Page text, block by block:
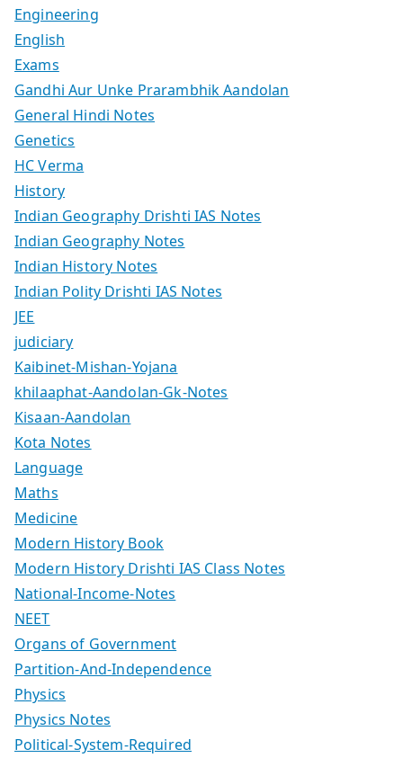
Engineering
English
Exams
Gandhi Aur Unke Prarambhik Aandolan
General Hindi Notes
Genetics
HC Verma
History
Indian Geography Drishti IAS Notes
Indian Geography Notes
Indian History Notes
Indian Polity Drishti IAS Notes
JEE
judiciary
Kaibinet-Mishan-Yojana
khilaaphat-Aandolan-Gk-Notes
Kisaan-Aandolan
Kota Notes
Language
Maths
Medicine
Modern History Book
Modern History Drishti IAS Class Notes
National-Income-Notes
NEET
Organs of Government
Partition-And-Independence
Physics
Physics Notes
Political-System-Required